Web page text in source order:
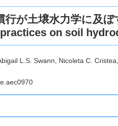
行が土壌水力学に及
on soil
L.S. Swann, Nicoleta C.